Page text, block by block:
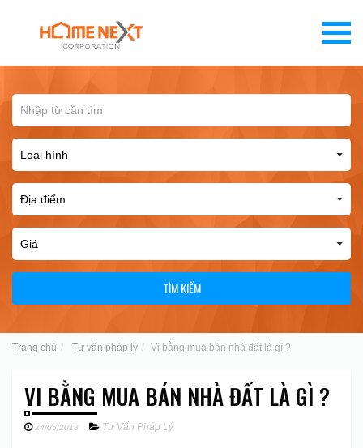
TÌM KIẾM
Trang chủ Tư vấn pháp lý Vi bằng mua bán nhà đất là gì ?
VI BẰNG MUA BÁN NHÀ ĐẤT LÀ GÌ ?
24/05/2018 Tư Vấn Pháp Lý